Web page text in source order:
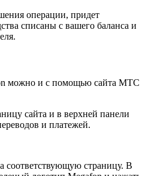
операции, придет
списаны с вашего баланса и
можно и с помощью сайта МТС
сайта и в верхней панели
и платежей.
соответствующую страницу. В